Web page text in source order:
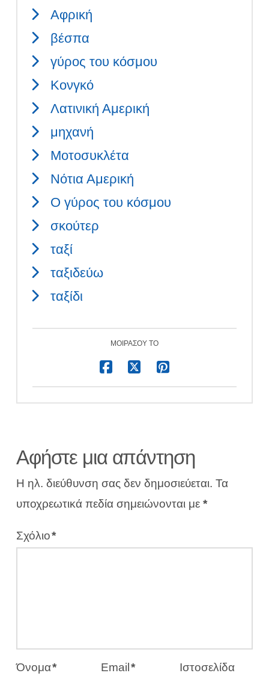
Αφρική
βέσπα
γύρος του κόσμου
Κονγκό
Λατινική Αμερική
μηχανή
Μοτοσυκλέτα
Νότια Αμερική
Ο γύρος του κόσμου
σκούτερ
ταξί
ταξιδεύω
ταξίδι
ΜΟΙΡΆΣΟΥ ΤΟ
Αφήστε μια απάντηση
Η ηλ. διεύθυνση σας δεν δημοσιεύεται. Τα
υποχρεωτικά πεδία σημειώνονται με *
Σχόλιο*
Όνομα* Email* Ιστοσελίδα